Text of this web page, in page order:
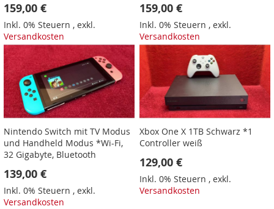
159,00 €
Inkl. 0% Steuern , exkl.
Versandkosten
159,00 €
Inkl. 0% Steuern ,exkl.
Versandkosten
Nintendo Switch mit TV Modus
und Handheld Modus *Wi-Fi,
32 Gigabyte, Bluetooth
139,00 €
Inkl. 0% Steuern , exkl.
Versandkosten
Xbox One X 1TB Schwarz *1
Controller weiß
129,00 €
Inkl. 0% Steuern ,exkl.
Versandkosten